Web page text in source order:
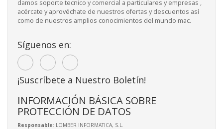
damos soporte tecnico y comercial a particulares y empresas ,
acércate y aprovéchate de nuestros ofertas y descuentos así
como de nuestros amplios conocimientos del mundo mac.
Síguenos en:
¡Suscríbete a Nuestro Boletín!
INFORMACIÓN BÁSICA SOBRE
PROTECCIÓN DE DATOS
Responsable: LOMBER INFORMATICA, S.L.